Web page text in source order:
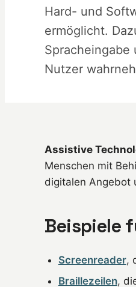
Hard- und
ermöglicht.
Spracheingabe
Nutzer
Assistive
Menschen mit
digitalen Angebot
Beispiele
Screenreader,
Braillezeilen,